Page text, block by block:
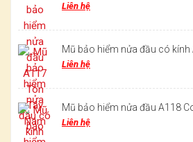
Liên hệ
Mũ bảo hiểm nửa đầu có kính
Liên hệ
Mũ bảo hiểm nửa đầu A118
Liên hệ